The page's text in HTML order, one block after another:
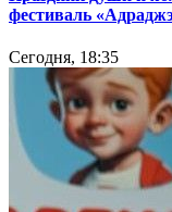
фестиваль
Сегодня, 18:35